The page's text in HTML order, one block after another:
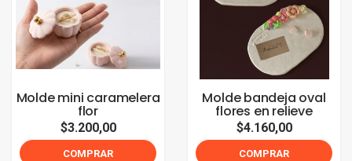
Molde mini caramelera
flor
$3.200,00
COMPRAR
Molde bandeja oval
flores en relieve
$4.160,00
COMPRAR